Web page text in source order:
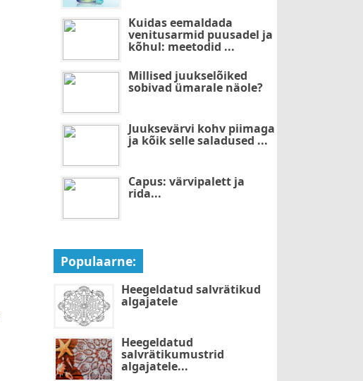
Kuidas eemaldada
venitusarmid puusadel ja
kõhul: meetodid ...
Millised juukselõiked
sobivad ümarale näole?
Juuksevärvi kohv piimaga
ja kõik selle saladused ...
Capus: värvipalett ja
rida...
Populaarne:
Heegeldatud salvrätikud
algajatele
Heegeldatud
salvrätikumustrid
algajatele...